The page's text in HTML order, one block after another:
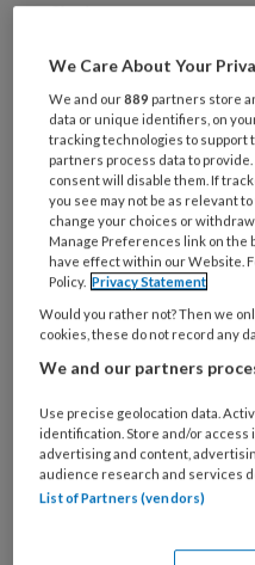
Sinds
Wil je dit
Maak gratis een
artikelen
Al een account of
is
je
e-
mailadres?
Kies
wachtwoord* *
We Care About Your
We and our889 partners store
data or unique identifiers, on
tracking technologies to support
partners process data to
consent will disable them. If
you see may not be as relevant
change your choices or
Manage Preferences link on the
have effect within our Website.
Policy. Privacy Statement
Would you rather not? Then we
cookies, these do not record any
We and our partners
Use precise geolocation data.
identification. Store and/or access
advertising and content,
audience research and services
List of Partners (vendors)